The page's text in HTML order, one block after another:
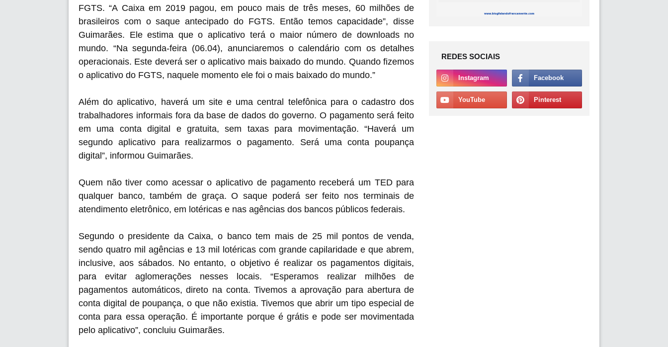
FGTS. “A Caixa em 2019 pagou, em pouco mais de três meses, 60 milhões de
brasileiros com o saque antecipado do FGTS. Então temos capacidade”, disse
Guimarães. Ele estima que o aplicativo terá o maior número de downloads no
mundo. “Na segunda-feira (06.04), anunciaremos o calendário com os detalhes
operacionais. Este deverá ser o aplicativo mais baixado do mundo. Quando fizemos
o aplicativo do FGTS, naquele momento ele foi o mais baixado do mundo.”
Além do aplicativo, haverá um site e uma central telefônica para o cadastro dos
trabalhadores informais fora da base de dados do governo. O pagamento será feito
em uma conta digital e gratuita, sem taxas para movimentação. “Haverá um
segundo aplicativo para realizarmos o pagamento. Será uma conta poupança
digital”, informou Guimarães.
Quem não tiver como acessar o aplicativo de pagamento receberá um TED para
qualquer banco, também de graça. O saque poderá ser feito nos terminais de
atendimento eletrônico, em lotéricas e nas agências dos bancos públicos federais.
Segundo o presidente da Caixa, o banco tem mais de 25 mil pontos de venda,
sendo quatro mil agências e 13 mil lotéricas com grande capilaridade e que abrem,
inclusive, aos sábados. No entanto, o objetivo é realizar os pagamentos digitais,
para evitar aglomerações nesses locais. “Esperamos realizar milhões de
pagamentos automáticos, direto na conta. Tivemos a aprovação para abertura de
conta digital de poupança, o que não existia. Tivemos que abrir um tipo especial de
conta para essa operação. É importante porque é grátis e pode ser movimentada
pelo aplicativo”, concluiu Guimarães.
REDES SOCIAIS